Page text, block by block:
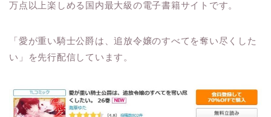
万点以上楽しめる国内最大級の電子書籍サイトです。
「愛が重い騎士公爵は、追放令嬢のすべてを奪い尽くした
い」を先行配信しています。